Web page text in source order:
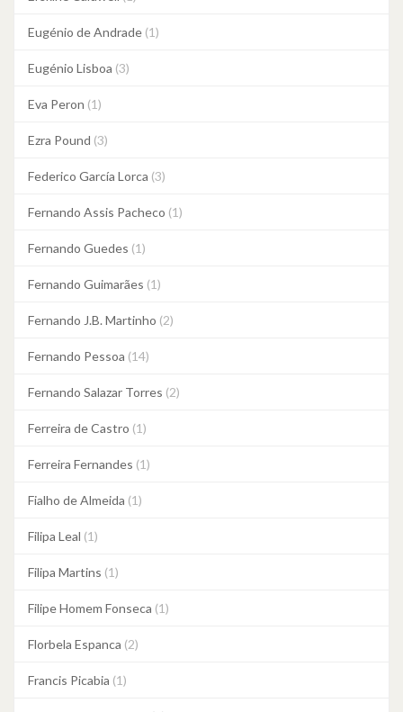
Eugénio de Andrade (1)
Eugénio Lisboa (3)
Eva Peron (1)
Ezra Pound (3)
Federico García Lorca (3)
Fernando Assis Pacheco (1)
Fernando Guedes (1)
Fernando Guimarães (1)
Fernando J.B. Martinho (2)
Fernando Pessoa (14)
Fernando Salazar Torres (2)
Ferreira de Castro (1)
Ferreira Fernandes (1)
Fialho de Almeida (1)
Filipa Leal (1)
Filipa Martins (1)
Filipe Homem Fonseca (1)
Florbela Espanca (2)
Francis Picabia (1)